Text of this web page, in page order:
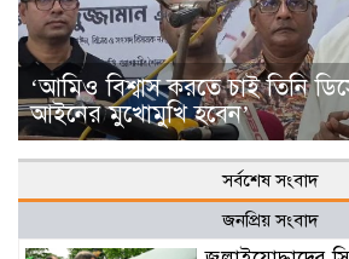
‘আমিও বিশ্বাস করতে চাই তিনি
আইনের মুখোমুখি হবেন’
সর্বশেষ সংবাদ
জনপ্রিয় সংবাদ